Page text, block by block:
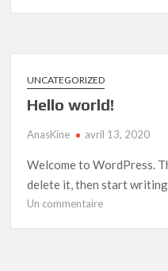
de
crise
UNCATEGORIZED
Hello world!
AnasKine avril 13, 2020
Welcome to WordPress.
delete it, then start
Un commentairesur